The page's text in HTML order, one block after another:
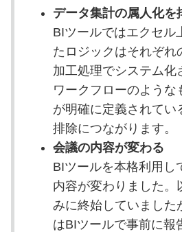
データ集計の属人化を
BIツールではエクセル
たロジックはそれぞれ
加工処理でシステム化
ワークフローのような
が明確に定義されてい
排除につながります。
会議の内容が変わる
BIツールを本格利用し
内容が変わりました。
みに終始していました
はBIツールで事前に報